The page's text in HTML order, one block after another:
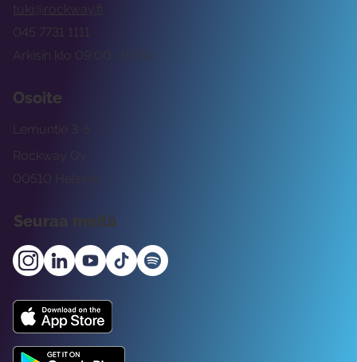
tuki@rockway.fi
Arkisin klo 09:00 -15:00
045 7731 1111
Osoite
Rockway Oy
Lemuntie 3-5
00510 Helsinki
Seuraa meitä